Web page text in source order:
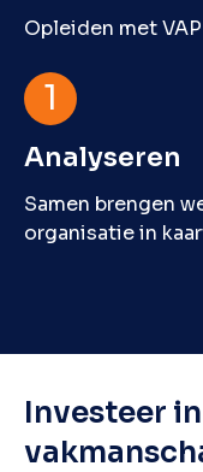
Opleiden met
Analyseren
Samen brengen
organisatie in
Investeer